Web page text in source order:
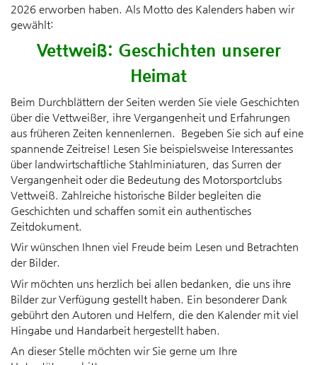
2026 erworben haben. Als Motto des Kalenders haben wir
gewählt:
Vettweiß: Geschichten unserer
Heimat
Beim Durchblättern der Seiten werden Sie viele Geschichten
über die Vettweißer, ihre Vergangenheit und Erfahrungen
aus früheren Zeiten kennenlernen. Begeben Sie sich auf eine
spannende Zeitreise! Lesen Sie beispielsweise Interessantes
über landwirtschaftliche Stahlminiaturen, das Surren der
Vergangenheit oder die Bedeutung des Motorsportclubs
Vettweiß. Zahlreiche historische Bilder begleiten die
Geschichten und schaffen somit ein authentisches
Zeitdokument.
Wir wünschen Ihnen viel Freude beim Lesen und Betrachten
der Bilder.
Wir möchten uns herzlich bei allen bedanken, die uns ihre
Bilder zur Verfügung gestellt haben. Ein besonderer Dank
gebührt den Autoren und Helfern, die den Kalender mit viel
Hingabe und Handarbeit hergestellt haben.
An dieser Stelle möchten wir Sie gerne um Ihre